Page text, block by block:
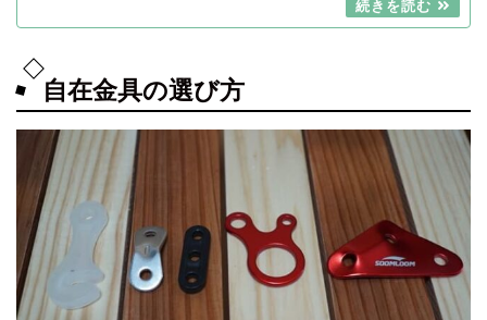
自在金具の選び方